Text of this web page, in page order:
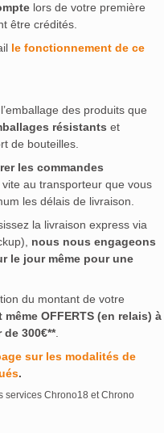
lors de votre première
être crédités.
le fonctionnement de ce
des produits que
résistants et
de bouteilles.
les commandes
au transporteur que vous
les délais de livraison.
la livraison express via
nous nous engageons
le jour même pour une
du montant de votre
OFFERTS (en relais) à
300€**.
sur les modalités de
.
services Chrono18 et Chrono